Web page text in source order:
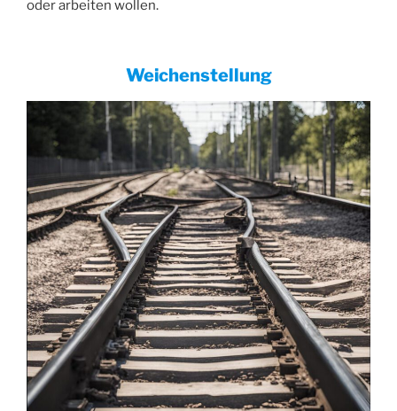
oder arbeiten wollen.
Weichenstellung